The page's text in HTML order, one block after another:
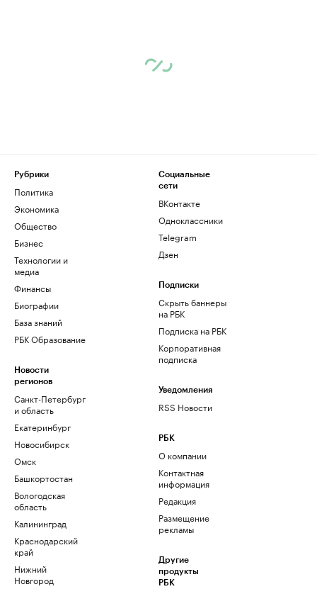
Рубрики
Политика
Экономика
Общество
Бизнес
Технологии и
медиа
Финансы
Биографии
База знаний
РБК Образование
Новости
регионов
Санкт-Петербург
и область
Екатеринбург
Новосибирск
Омск
Башкортостан
Вологодская
область
Калининград
Краснодарский
край
Нижний
Новгород
Социальные
сети
ВКонтакте
Одноклассники
Telegram
Дзен
Подписки
Скрыть баннеры
на РБК
Подписка на РБК
Корпоративная
подписка
Уведомления
RSS Новости
РБК
О компании
Контактная
информация
Редакция
Размещение
рекламы
Другие
продукты
РБК